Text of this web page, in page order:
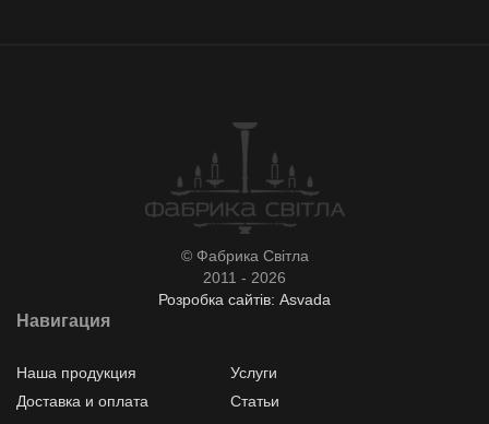
© Фабрика Світла
2011 - 2026
Розробка сайтів: Asvada
Навигация
Наша продукция
Услуги
Доставка и оплата
Статьи